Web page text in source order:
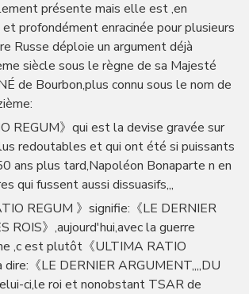
présente mais elle est ,en
profondément enracinée pour plusieurs
Russe déploie un argument déjà
siècle sous le règne de sa Majesté
de Bourbon,plus connu sous le nom de
REGUM》qui est la devise gravée sur
redoutables et qui ont été si puissants
ans plus tard,Napoléon Bonaparte n en
qui fussent aussi dissuasifs,,,
REGUM 》signifie:《LE DERNIER
ROIS》,aujourd'hui,avec la guerre
,c est plutôt《ULTIMA RATIO
dire:《LE DERNIER ARGUMENT,,,,DU
ci,le roi et nonobstant TSAR de